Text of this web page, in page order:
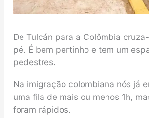
De Tulcán para a Colômbia
pé. É bem pertinho e tem um
pedestres.
Na imigração colombiana nós já
uma fila de mais ou menos 1h,
foram rápidos.